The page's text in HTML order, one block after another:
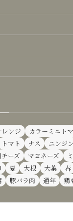
レンジ カラーミニト
トマト
ナス ニンジン
ーズ
マヨネーズ
夏 大根 大葉 春
豚バラ肉 通年 鶏